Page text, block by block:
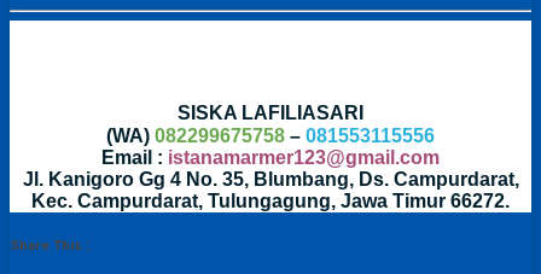
SISKA LAFILIASARI
(WA) 082299675758 – 081553115556
Email : istanamarmer123@gmail.com
Jl. Kanigoro Gg 4 No. 35, Blumbang, Ds. Campurdarat,
Kec. Campurdarat, Tulungagung, Jawa Timur 66272.
Share This :